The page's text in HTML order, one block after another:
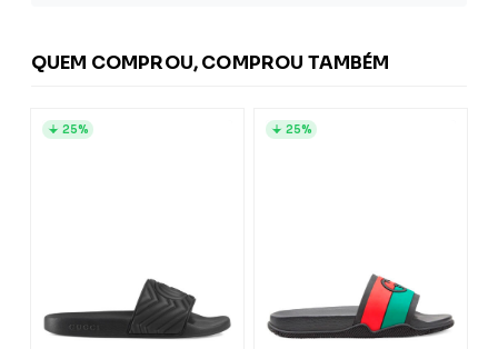
QUEM COMPROU, COMPROU TAMBÉM
25% 25%